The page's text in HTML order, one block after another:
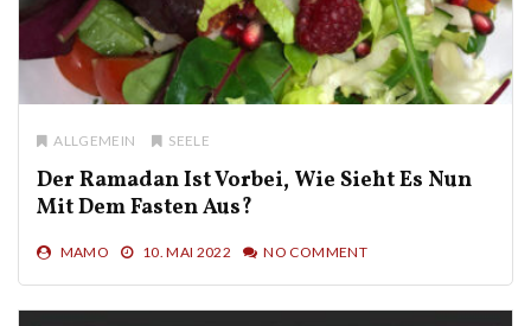
ALLGEMEIN SEELE
Der Ramadan Ist Vorbei, Wie Sieht Es Nun
Mit Dem Fasten Aus?
MAMO 10. MAI 2022 NO COMMENT